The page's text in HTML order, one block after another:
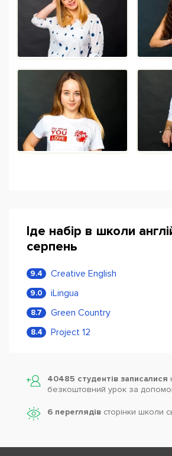
Іде набір в школи
серпень
9.4 Creative English
9.0 iLingua
8.7 Green Country
8.4 Project 12
40485 студентів записалися
безкоштовний урок за
6 переглядів сторінки школи